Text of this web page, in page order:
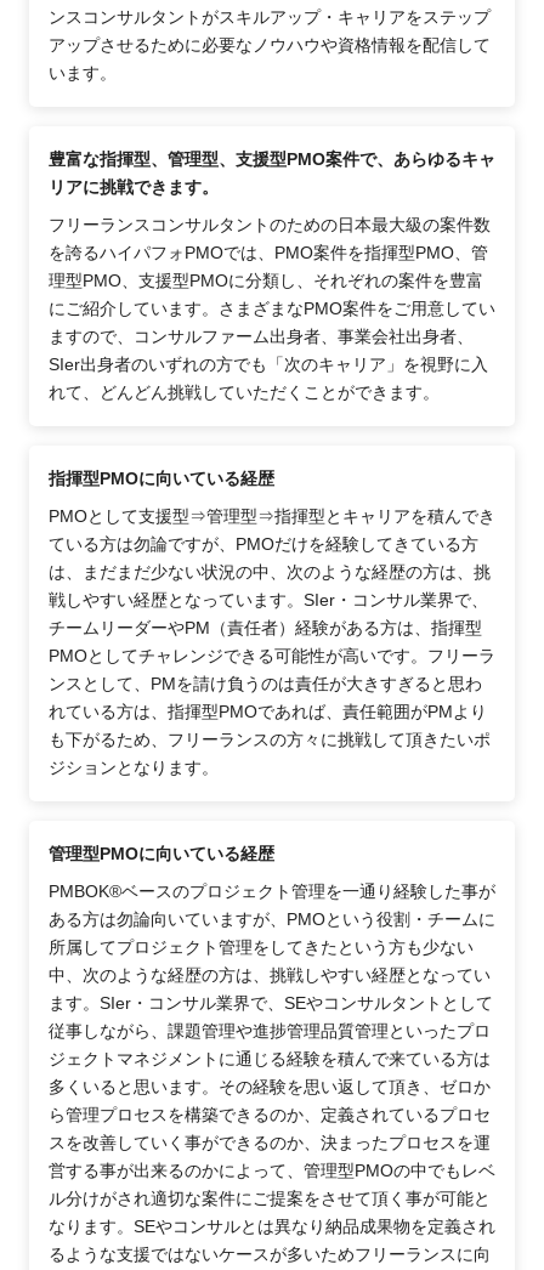
ンスコンサルタントがスキルアップ・キャリアをステップ
アップさせるために必要なノウハウや資格情報を配信して
います。
豊富な指揮型、管理型、支援型PMO案件で、あらゆるキャ
リアに挑戦できます。
フリーランスコンサルタントのための日本最大級の案件数
を誇るハイパフォPMOでは、PMO案件を指揮型PMO、管
理型PMO、支援型PMOに分類し、それぞれの案件を豊富
にご紹介しています。さまざまなPMO案件をご用意してい
ますので、コンサルファーム出身者、事業会社出身者、
SIer出身者のいずれの方でも「次のキャリア」を視野に入
れて、どんどん挑戦していただくことができます。
指揮型PMOに向いている経歴
PMOとして支援型⇒管理型⇒指揮型とキャリアを積んでき
ている方は勿論ですが、PMOだけを経験してきている方
は、まだまだ少ない状況の中、次のような経歴の方は、挑
戦しやすい経歴となっています。SIer・コンサル業界で、
チームリーダーやPM（責任者）経験がある方は、指揮型
PMOとしてチャレンジできる可能性が高いです。フリーラ
ンスとして、PMを請け負うのは責任が大きすぎると思わ
れている方は、指揮型PMOであれば、責任範囲がPMより
も下がるため、フリーランスの方々に挑戦して頂きたいポ
ジションとなります。
管理型PMOに向いている経歴
PMBOK®ベースのプロジェクト管理を一通り経験した事が
ある方は勿論向いていますが、PMOという役割・チームに
所属してプロジェクト管理をしてきたという方も少ない
中、次のような経歴の方は、挑戦しやすい経歴となってい
ます。SIer・コンサル業界で、SEやコンサルタントとして
従事しながら、課題管理や進捗管理品質管理といったプロ
ジェクトマネジメントに通じる経験を積んで来ている方は
多くいると思います。その経験を思い返して頂き、ゼロか
ら管理プロセスを構築できるのか、定義されているプロセ
スを改善していく事ができるのか、決まったプロセスを運
営する事が出来るのかによって、管理型PMOの中でもレベ
ル分けがされ適切な案件にご提案をさせて頂く事が可能と
なります。SEやコンサルとは異なり納品成果物を定義され
るような支援ではないケースが多いためフリーランスに向